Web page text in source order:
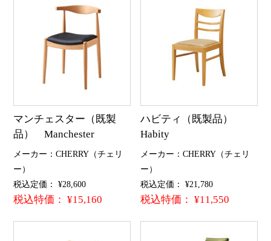
マンチェスター（既製
品） Manchester
メーカー：CHERRY（チェリ
ー）
税込定価： ¥28,600
税込特価： ¥15,160
ハビティ（既製品）
Habity
メーカー：CHERRY（チェリ
ー）
税込定価： ¥21,780
税込特価： ¥11,550